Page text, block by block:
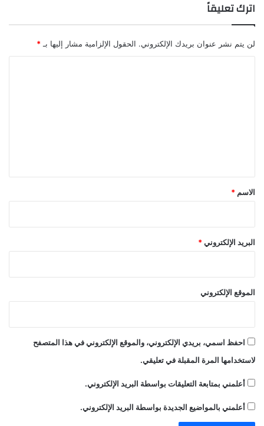
اترك تعليقاً
لن يتم نشر عنوان بريدك الإلكتروني. الحقول الإلزامية مشار إليها بـ *
*
الاسم *
البريد الإلكتروني *
الموقع الإلكتروني
احفظ اسمي، بريدي الإلكتروني، والموقع الإلكتروني في هذا المتصفح
لاستخدامها المرة المقبلة في تعليقي.
أعلمني بمتابعة التعليقات بواسطة البريد الإلكتروني.
أعلمني بالمواضيع الجديدة بواسطة البريد الإلكتروني.